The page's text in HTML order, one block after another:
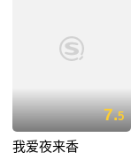
7.5
我爱夜来香